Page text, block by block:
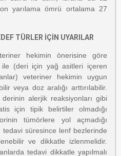
yarılama ömrü ortalama 27
TÜRLER İÇİN UYARILAR
hekimin önerisine göre
ile (deri için yağ asitleri içeren
veteriner hekimin uygun
veya doz aralığı arttırılabilir.
derinin alerjik reaksiyonları gibi
için tipik belirtiler olmadığı
tümörlere yol açmadığı
süresince lenf bezlerinde
ve dikkatle izlenmelidir.
tedavi dikkatle yapılmalı